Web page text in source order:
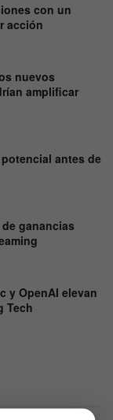
con un
acción
nuevos
amplificar
antes de
ganancias
y OpenAI elevan
Tech